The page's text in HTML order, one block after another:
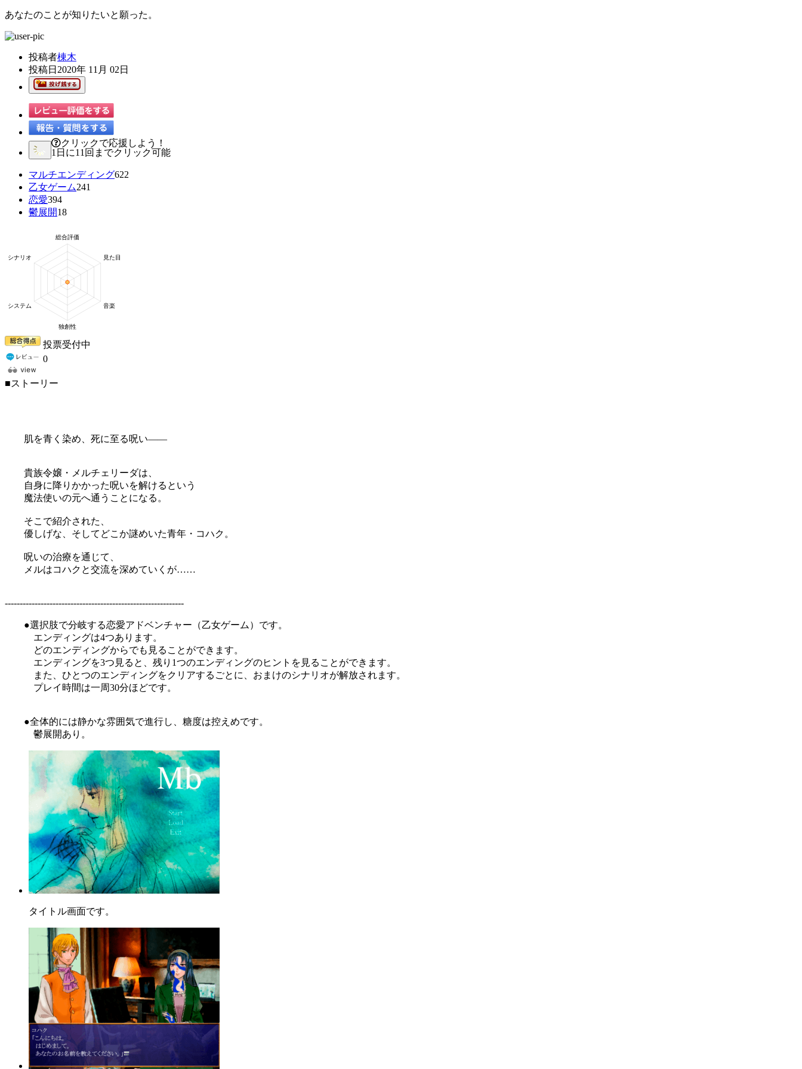
あなたのことが知りたいと願った。
投稿者棟木
投稿日 2020年 11月 02日
クリックで応援しよう！
1日に11回までクリック可能
マルチエンディング622
乙女ゲーム241
恋愛394
鬱展開18
投票受付中
0
■ストーリー
肌を青く染め、死に至る呪い――
貴族令嬢・メルチェリーダは、
自身に降りかかった呪いを解けるという
魔法使いの元へ通うことになる。
そこで紹介された、
優しげな、そしてどこか謎めいた青年・コハク。
呪いの治療を通じて、
メルはコハクと交流を深めていくが……
------------------------------------------------------------
●選択肢で分岐する恋愛アドベンチャー（乙女ゲーム）です。
エンディングは4つあります。
どのエンディングからでも見ることができます。
エンディングを3つ見ると、残り1つのエンディングのヒントを見ることができます。
また、ひとつのエンディングをクリアするごとに、おまけのシナリオが解放されます。
プレイ時間は一周30分ほどです。
●全体的には静かな雰囲気で進行し、糖度は控えめです。
鬱展開あり。
タイトル画面です。